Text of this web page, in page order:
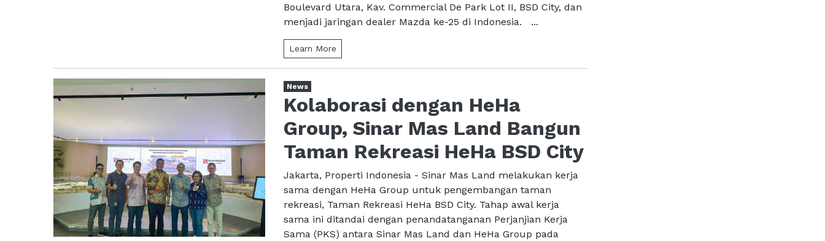
Boulevard Utara, Kav. Commercial De Park Lot II, BSD City, dan
menjadi jaringan dealer Mazda ke-25 di Indonesia. ...
Learn More
News
Kolaborasi dengan HeHa
Group, Sinar Mas Land Bangun
Taman Rekreasi HeHa BSD City
Jakarta, Properti Indonesia - Sinar Mas Land melakukan kerja
sama dengan HeHa Group untuk pengembangan taman
rekreasi, Taman Rekreasi HeHa BSD City. Tahap awal kerja
sama ini ditandai dengan penandatanganan Perjanjian Kerja
Sama (PKS) antara Sinar Mas Land dan HeHa Group pada